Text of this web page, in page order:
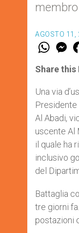
AGOSTO 11,
W
t
s
p
p
M
e
s
e
g
e
r
Share this
Una via
Presidente
Al Abadi,
uscente Al
il quale ha
inclusivo
del
Battaglia
tre giorni
postazioni